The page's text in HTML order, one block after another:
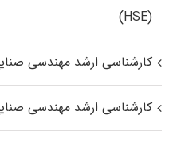
(HSE)
کارشناسی ارشد مهندسی
کارشناسی ارشد مهندسی